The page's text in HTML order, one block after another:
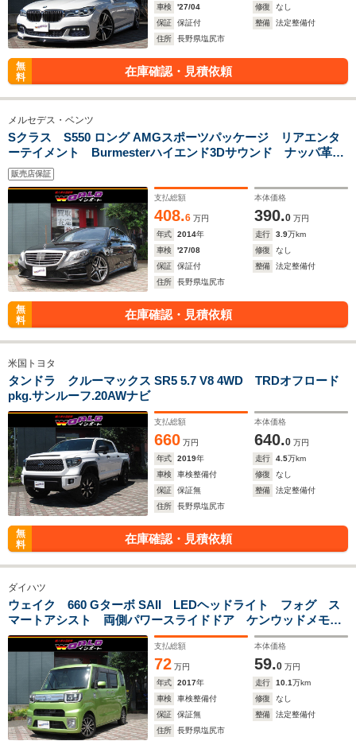
車検
'27/04 修復
なし
保証
保証付 整備
法定整備付
住所
長野県塩尻市
無
料
在庫確認・見積依頼
メルセデス・ベンツ
Sクラス S550 ロング AMGスポーツパッケージ リアエンタ
ーテイメント Burmesterハイエンド3Dサウンド ナッパ革ベ
ンチレーター パノラマサンルーフ HUD 360°カメラ エア
バランスP パワートランク アンビエントライト キーレス
販売店保証
支払総額
408.6 万円
本体価格
390.0 万円
年式
2014年 走行 3.9万km
車検
'27/08 修復
なし
保証
保証付 整備
法定整備付
住所
長野県塩尻市
無
料
在庫確認・見積依頼
米国トヨタ
タンドラ クルーマックス SR5 5.7 V8 4WD TRDオフロード
pkg.サンルーフ.20AWナビ
支払総額
660 万円
本体価格
640.0 万円
年式
2019年 走行 4.5万km
車検
車検整備付 修復
なし
保証
保証無 整備
法定整備付
住所
長野県塩尻市
無
料
在庫確認・見積依頼
ダイハツ
ウェイク 660 Gターボ SAII LEDヘッドライト フォグ ス
マートアシスト 両側パワースライドドア ケンウッドメモリ
ーナビ フルセグTV Bluetooth バックカメラ スマートキ
ー ドラレコ ETC
支払総額
72 万円
本体価格
59.0 万円
年式
2017年 走行 10.1万km
車検
車検整備付 修復
なし
保証
保証無 整備
法定整備付
住所
長野県塩尻市